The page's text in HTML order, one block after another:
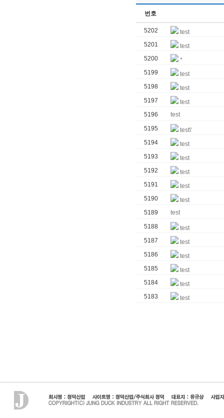
번호
5202
test
5201
test
5200
*
5199
test
5198
test
5197
test
5196
test
5195
test\'
5194
test
5193
test
5192
test
5191
test
5190
test
5189
test
5188
test
5187
test
5186
test
5185
test
5184
test
5183
test